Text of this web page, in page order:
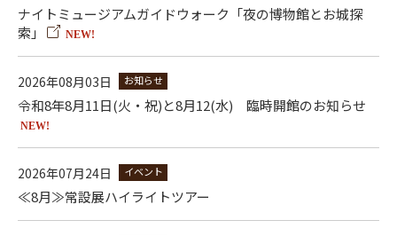
ナイトミュージアムガイドウォーク「夜の博物館とお城探
索」
NEW!
2026年08月03日 お知らせ
令和8年8月11日(火・祝)と8月12(水) 臨時開館のお知らせ
NEW!
2026年07月24日 イベント
≪8月≫常設展ハイライトツアー